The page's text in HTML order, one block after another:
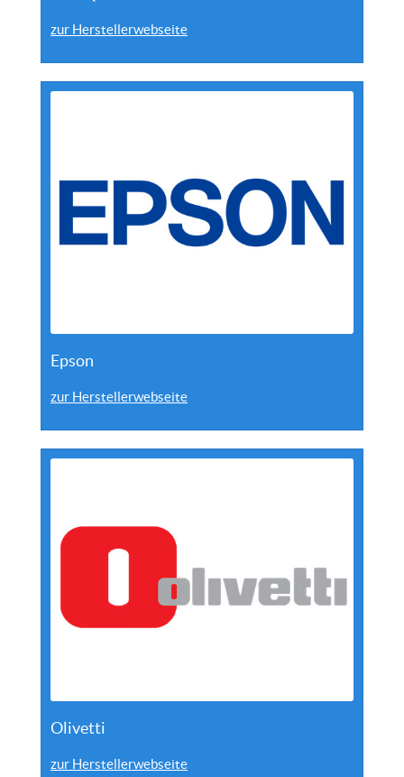
zur Herstellerwebseite
Epson
zur Herstellerwebseite
Olivetti
zur Herstellerwebseite